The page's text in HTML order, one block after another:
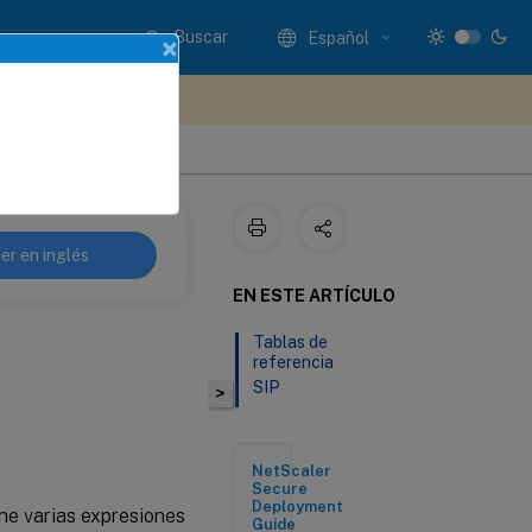
Buscar Español
en inglés
varias expresiones
>
EN ESTE ARTÍCULO
Tablas de
referencia
SIP
NetScaler
Secure
Deployment
Guide
×